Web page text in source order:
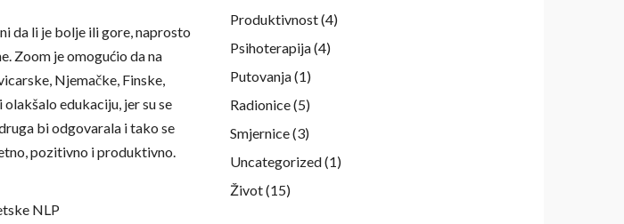
da li je bolje ili gore, naprosto
Zoom je omogućio da na
Njemačke, Finske,
edukaciju, jer su se
bi odgovarala i tako se
pozitivno i produktivno.
NLP
Produktivnost(4)
Psihoterapija(4)
Putovanja(1)
Radionice(5)
Smjernice(3)
Uncategorized(1)
Život(15)